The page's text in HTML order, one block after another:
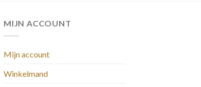
MIJN ACCOUNT
Mijn account
Winkelmand